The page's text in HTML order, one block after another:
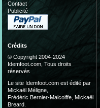
Contact
Publicité
Crédits
© Copyright 2004-2024
Idemfoot.com, Tous droits
réservés
Le site Idemfoot.com est édité par
Mickaël Méligne,
Frédéric Bernier-Malcoiffe, Mickaël
Breard.